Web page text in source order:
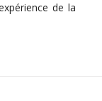
de la